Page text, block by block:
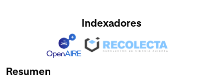
Indexadores
Resumen